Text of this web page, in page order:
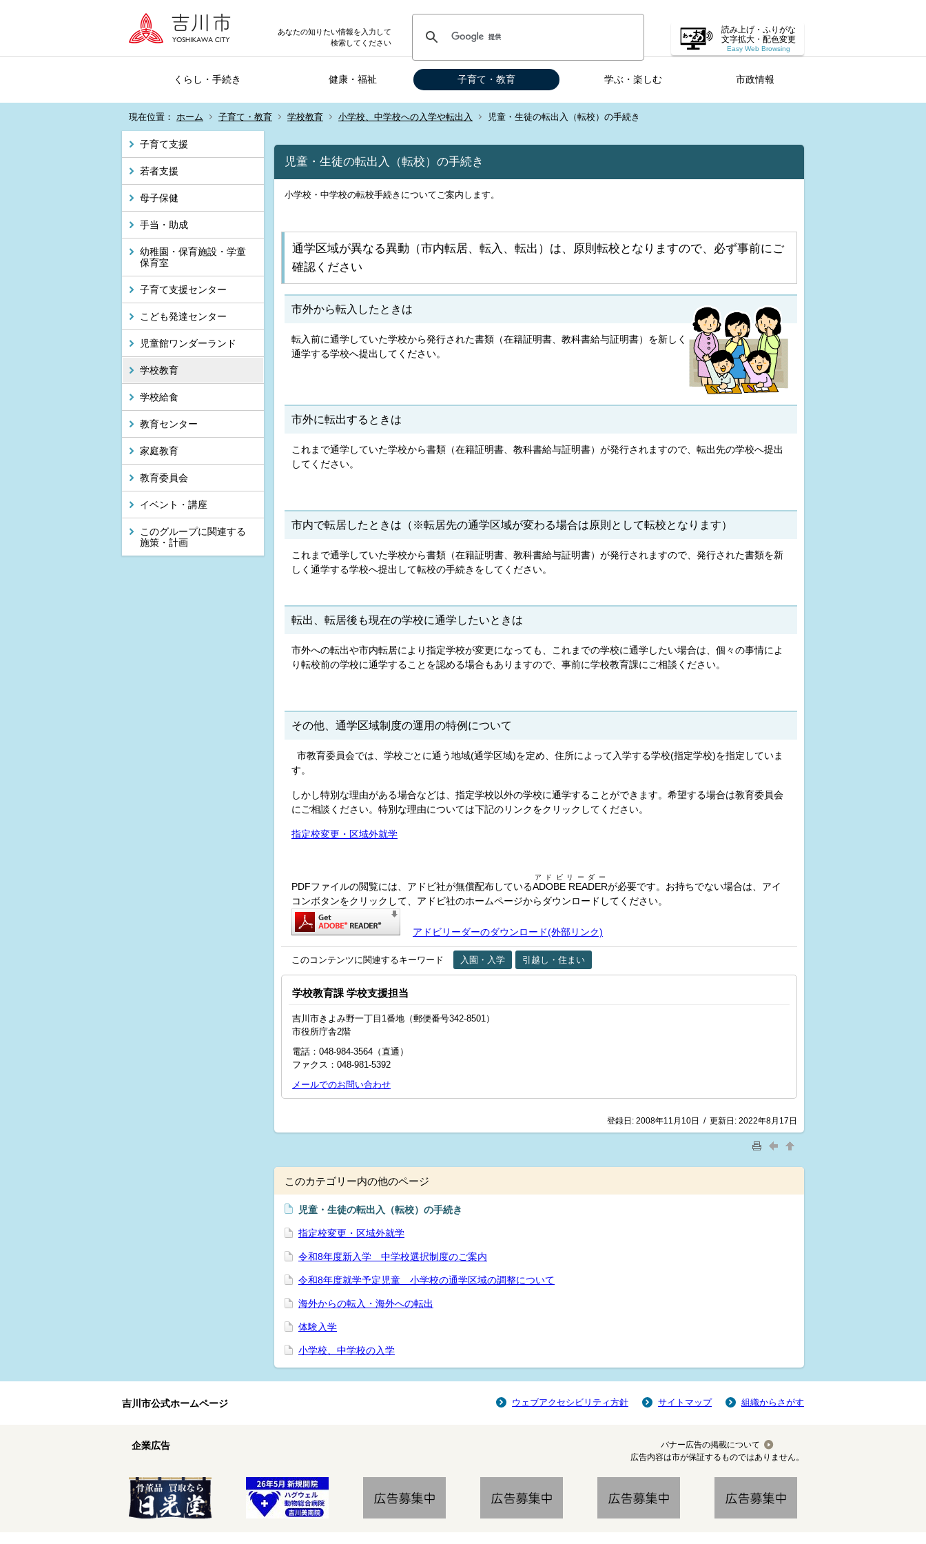
あなたの知りたい情報を入力して
検索してください
読み上げ・ふりがな
文字拡大・配色変更
Easy Web Browsing
くらし・手続き 健康・福祉 子育て・教育 学ぶ・楽しむ 市政情報
現在位置： ホーム 子育て・教育 学校教育 小学校、中学校への入学や転出入 児童・生徒の転出入（転校）の手続き
子育て支援
若者支援
母子保健
手当・助成
幼稚園・保育施設・学童
保育室
子育て支援センター
こども発達センター
児童館ワンダーランド
学校教育
学校給食
教育センター
家庭教育
教育委員会
イベント・講座
このグループに関連する
施策・計画
児童・生徒の転出入（転校）の手続き
小学校・中学校の転校手続きについてご案内します。
通学区域が異なる異動（市内転居、転入、転出）は、原則転校となりますので、必ず事前にご
確認ください
市外から転入したときは
転入前に通学していた学校から発行された書類（在籍証明書、教科書給与証明書）を新しく
通学する学校へ提出してください。
市外に転出するときは
これまで通学していた学校から書類（在籍証明書、教科書給与証明書）が発行されますので、転出先の学校へ提出
してください。
市内で転居したときは（※転居先の通学区域が変わる場合は原則として転校となります）
これまで通学していた学校から書類（在籍証明書、教科書給与証明書）が発行されますので、発行された書類を新
しく通学する学校へ提出して転校の手続きをしてください。
転出、転居後も現在の学校に通学したいときは
市外への転出や市内転居により指定学校が変更になっても、これまでの学校に通学したい場合は、個々の事情によ
り転校前の学校に通学することを認める場合もありますので、事前に学校教育課にご相談ください。
その他、通学区域制度の運用の特例について
市教育委員会では、学校ごとに通う地域(通学区域)を定め、住所によって入学する学校(指定学校)を指定していま
す。
しかし特別な理由がある場合などは、指定学校以外の学校に通学することができます。希望する場合は教育委員会
にご相談ください。特別な理由については下記のリンクをクリックしてください。
指定校変更・区域外就学
PDFファイルの閲覧には、アドビ社が無償配布しているADOBE READER
アドビリーダー
が必要です。お持ちでない場合は、アイ
コンボタンをクリックして、アドビ社のホームページからダウンロードしてください。
アドビリーダーのダウンロード(外部リンク)
このコンテンツに関連するキーワード 入園・入学 引越し・住まい
学校教育課 学校支援担当
吉川市きよみ野一丁目1番地（郵便番号342-8501）
市役所庁舎2階
電話：048-984-3564（直通）
ファクス：048-981-5392
メールでのお問い合わせ
登録日: 2008年11月10日 / 更新日: 2022年8月17日
このカテゴリー内の他のページ
児童・生徒の転出入（転校）の手続き
指定校変更・区域外就学
令和8年度新入学 中学校選択制度のご案内
令和8年度就学予定児童 小学校の通学区域の調整について
海外からの転入・海外への転出
体験入学
小学校、中学校の入学
吉川市公式ホームページ ウェブアクセシビリティ方針 サイトマップ 組織からさがす
企業広告
バナー広告の掲載について
広告内容は市が保証するものではありません。